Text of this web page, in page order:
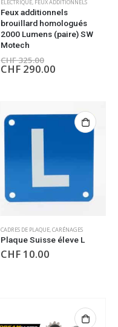
ELECTRIQUE, FEUX ADDITIONNELS
Feux additionnels
brouillard homologués
2000 Lumens (paire) SW
Motech
CHF325.00
CHF 290.00
CADRES DE PLAQUE,CARÉNAGES
Plaque Suisse éleve L
CHF 10.00